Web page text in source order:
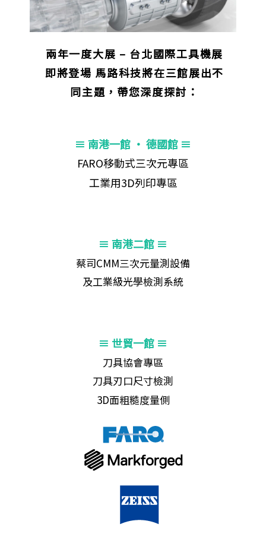
兩年一度大展 – 台北國際工具機展
即將登場 馬路科技將在三館展出不
同主題，帶您深度探討：
≡ 南港一館 ‧ 德國館 ≡
FARO移動式三次元專區
工業用3D列印專區
≡ 南港二館 ≡
蔡司CMM三次元量測設備
及工業級光學檢測系統
≡ 世貿一館 ≡
刀具協會專區
刀具刃口尺寸檢測
3D面粗糙度量側